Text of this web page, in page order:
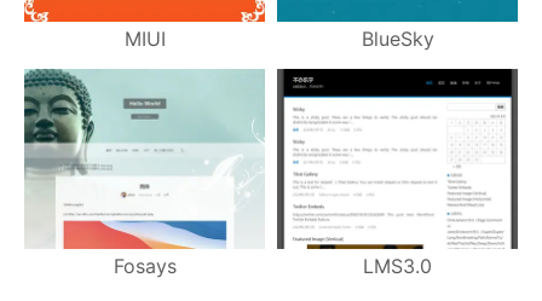
MIUI BlueSky
Fosays LMS3.0